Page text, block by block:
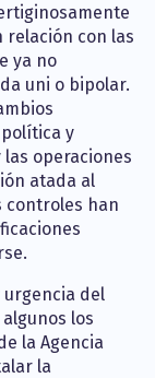
relación con las
ya no
uni o bipolar.
y
operaciones
atada al
controles han
del
los
la Agencia
la